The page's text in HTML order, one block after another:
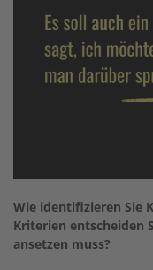
Wie identifizieren Sie
Kriterien entscheiden
ansetzen muss?